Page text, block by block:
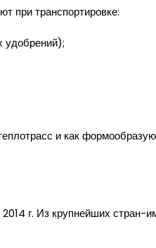
при транспортировке:
удобрений);
и как
г. Из крупнейших стран-